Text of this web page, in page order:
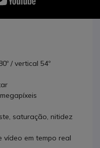
/ vertical 54º
saturação, nitidez
vídeo em tempo real